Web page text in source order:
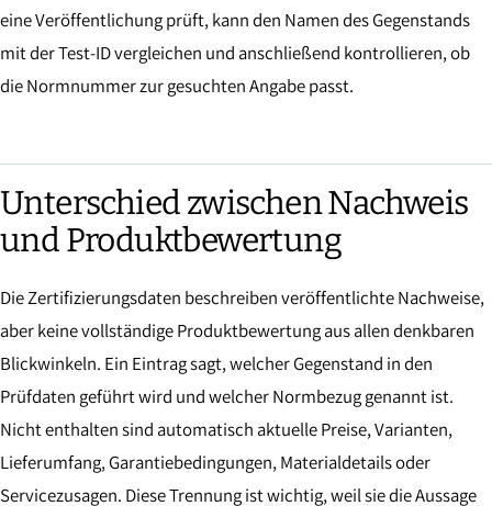
eine Veröffentlichung prüft, kann den Namen des Gegenstands
mit der Test-ID vergleichen und anschließend kontrollieren, ob
die Normnummer zur gesuchten Angabe passt.
Unterschied zwischen Nachweis
und Produktbewertung
Die Zertifizierungsdaten beschreiben veröffentlichte Nachweise,
aber keine vollständige Produktbewertung aus allen denkbaren
Blickwinkeln. Ein Eintrag sagt, welcher Gegenstand in den
Prüfdaten geführt wird und welcher Normbezug genannt ist.
Nicht enthalten sind automatisch aktuelle Preise, Varianten,
Lieferumfang, Garantiebedingungen, Materialdetails oder
Servicezusagen. Diese Trennung ist wichtig, weil sie die Aussage